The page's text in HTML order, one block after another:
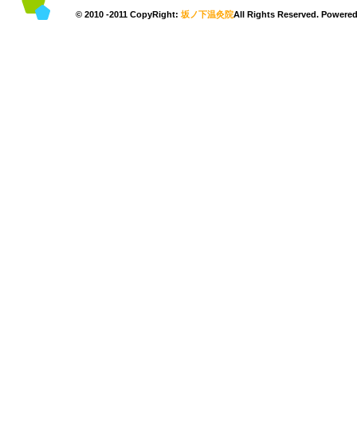
© 2010 -2011 CopyRight: 坂ノ下温灸院All Rights Reserved.